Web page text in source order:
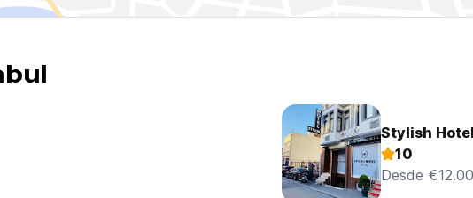
Stylish
10
Desde €12.00